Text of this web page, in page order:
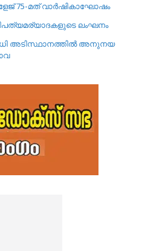
75-മത് വാർഷികാഘോഷം
ലംഘനം
അടിസ്ഥാനത്തിൽ അനുനയ